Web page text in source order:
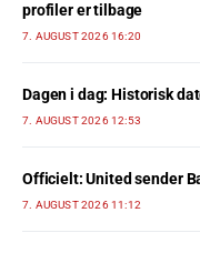
profiler er tilbage
7. AUGUST 2026 16:20
Dagen i dag: Historisk
7. AUGUST 2026 12:53
Officielt: United sender
7. AUGUST 2026 11:12